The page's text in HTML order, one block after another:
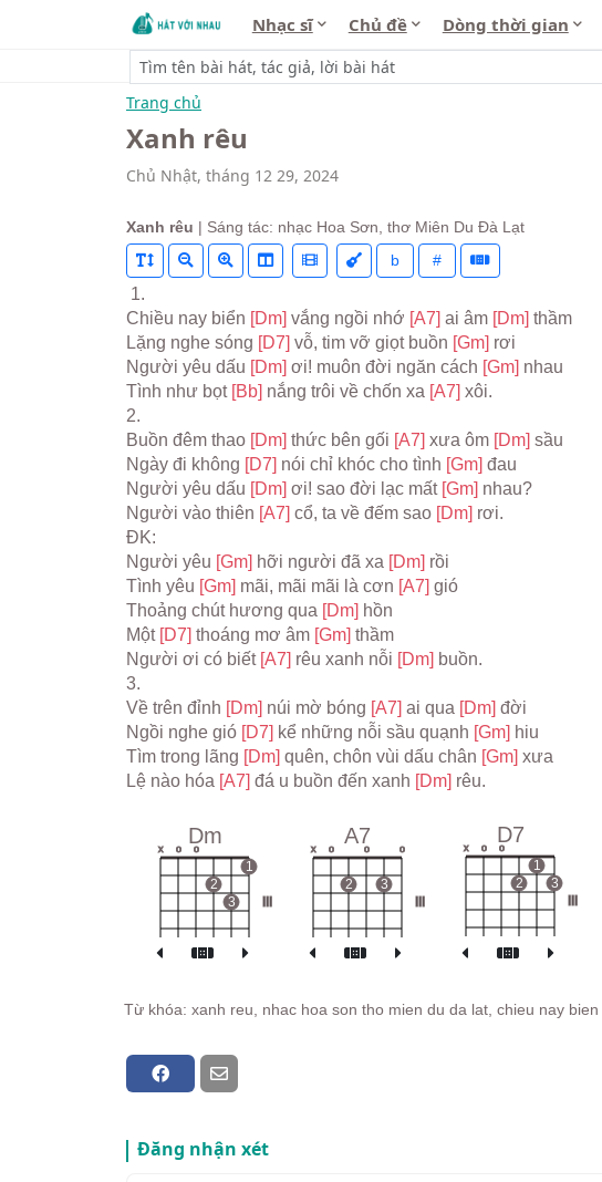
Nhạc sĩ Chủ đề Dòng thời gian
Trang chủ
Xanh rêu
Chủ Nhật, tháng 12 29, 2024
Xanh rêu | Sáng tác: nhạc Hoa Sơn, thơ Miên Du Đà Lạt
b
#
1.
Chiều nay biển [Dm] vắng ngồi nhớ [A7] ai âm [Dm] thầm
Lặng nghe sóng [D7] vỗ, tim vỡ giọt buồn [Gm] rơi
Người yêu dấu [Dm] ơi! muôn đời ngăn cách [Gm] nhau
Tình như bọt [Bb] nắng trôi về chốn xa [A7] xôi.
2.
Buồn đêm thao [Dm] thức bên gối [A7] xưa ôm [Dm] sầu
Ngày đi không [D7] nói chỉ khóc cho tình [Gm] đau
Người yêu dấu [Dm] ơi! sao đời lạc mất [Gm] nhau?
Người vào thiên [A7] cổ, ta về đếm sao [Dm] rơi.
ĐK:
Người yêu [Gm] hỡi người đã xa [Dm] rồi
Tình yêu [Gm] mãi, mãi mãi là cơn [A7] gió
Thoảng chút hương qua [Dm] hồn
Một [D7] thoáng mơ âm [Gm] thầm
Người ơi có biết [A7] rêu xanh nỗi [Dm] buồn.
3.
Về trên đỉnh [Dm] núi mờ bóng [A7] ai qua [Dm] đời
Ngồi nghe gió [D7] kể những nỗi sầu quạnh [Gm] hiu
Tìm trong lãng [Dm] quên, chôn vùi dấu chân [Gm] xưa
Lệ nào hóa [A7] đá u buồn đến xanh [Dm] rêu.
Dm
x o o
2
3
1
A7
x o
2
o
3
o
D7
x o o
2
1
3
Từ khóa: xanh reu, nhac hoa son tho mien du da lat, chieu nay
Đăng nhận xét